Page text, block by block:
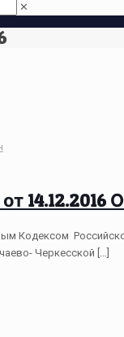
✕
14.12.2016
Кодексом
Черкесской